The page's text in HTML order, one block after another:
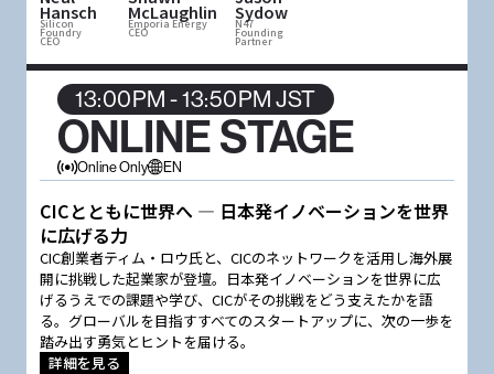
Hansch
Silicon
Foundry
CEO
McLaughlin
Emporia Energy
CEO
Sydow
N47
Founding
Partner
13:00PM - 13:50PM JST
ONLINE STAGE
Online Only EN
CICとともに世界へ — 日本発イノベーションを世界
に広げる力
CIC創業者ティム・ロウ氏と、CICのネットワークを活用し海外展
開に挑戦した起業家が登壇。日本発イノベーションを世界に広
げるうえでの課題や学び、CICがその挑戦をどう支えたかを語
る。グローバルを目指すすべてのスタートアップに、次の一歩を
踏み出す勇気とヒントを届ける。
詳細を見る